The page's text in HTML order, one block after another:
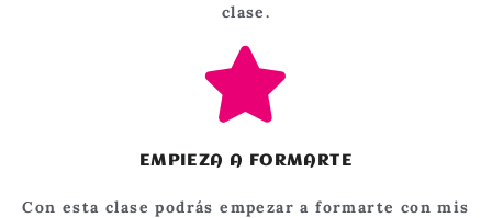
clase.
EMPIEZA A FORMARTE
Con esta clase podrás empezar a formarte con mis